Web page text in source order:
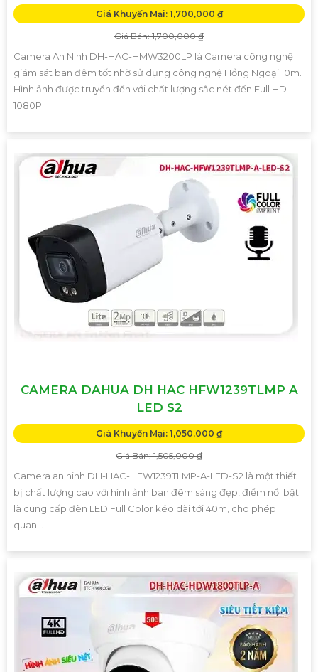
Giá Khuyến Mại: 1,700,000 ₫
Giá Bán: 1,700,000 ₫
Camera An Ninh DH-HAC-HMW3200LP là Camera công nghệ
giám sát ban đêm tốt nhờ sử dụng công nghệ Hồng Ngoại 10m.
Hình ảnh được truyền đến với chất lượng sắc nét đến Full HD
1080P
CAMERA DAHUA DH HAC HFW1239TLMP A
LED S2
Giá Khuyến Mại: 1,050,000 ₫
Giá Bán: 1,505,000 ₫
Camera an ninh DH-HAC-HFW1239TLMP-A-LED-S2 là một thiết
bị chất lượng cao với hình ảnh ban đêm sáng đẹp, điểm nổi bật
là cung cấp đèn LED Full Color kéo dài tới 40m, cho phép
quan...